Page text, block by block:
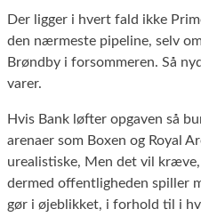
Der ligger i hvert fald ikke
den nærmeste pipeline, selv
Brøndby i forsommeren. Så
varer.
Hvis Bank løfter opgaven så
arenaer som Boxen og Royal
urealistiske, Men det vil
dermed offentligheden spiller
gør i øjeblikket, i forhold til i